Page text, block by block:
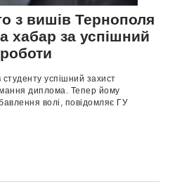
з вишів Тернополя
хабар за успішний
успішний захист
диплома. Тепер йому
волі, повідомляє ГУ